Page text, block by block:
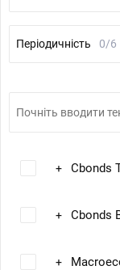
Періодичність 0/6
+ Cbonds
+ Cbonds
+